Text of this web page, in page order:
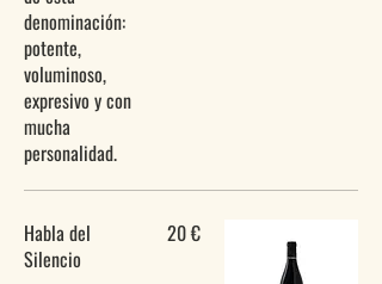
denominación:
potente,
voluminoso,
expresivo y con
mucha
personalidad.
Habla del
Silencio
20 €